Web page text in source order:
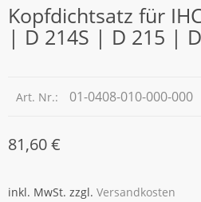
Kopfdichtsatz für
| D 214S | D 215 |
Art. Nr.: 01-0408-010-000-000
81,60€
inkl. MwSt. zzgl. Versandkosten